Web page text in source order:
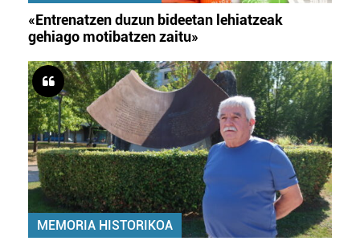
«Entrenatzen duzun bideetan lehiatzeak
gehiago motibatzen zaitu»
MEMORIA HISTORIKOA